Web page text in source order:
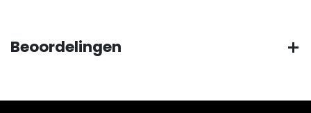
Beoordelingen